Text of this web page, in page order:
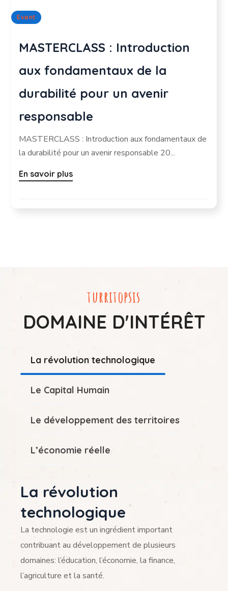
Event
MASTERCLASS : Introduction
aux fondamentaux de la
durabilité pour un avenir
responsable
MASTERCLASS : Introduction aux fondamentaux de
la durabilité pour un avenir responsable 20...
En savoir plus
turritopsis
DOMAINE D'INTÉRÊT
La révolution technologique
Le Capital Humain
Le développement des territoires
L’économie réelle
La révolution
technologique
La technologie est un ingrédient important
contribuant au développement de plusieurs
domaines: l’éducation, l’économie, la finance,
l’agriculture et la santé.